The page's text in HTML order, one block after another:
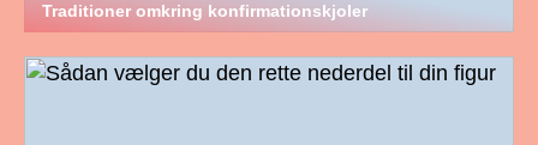
Traditioner omkring konfirmationskjoler